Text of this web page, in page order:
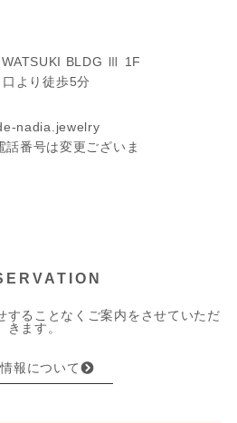
BLDG Ⅲ 1F
より徒歩5分
nadia.jewelry
番号は変更ございま
することなくご案内をさせていただ
きます。
報について